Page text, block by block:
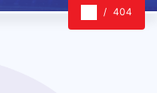
404